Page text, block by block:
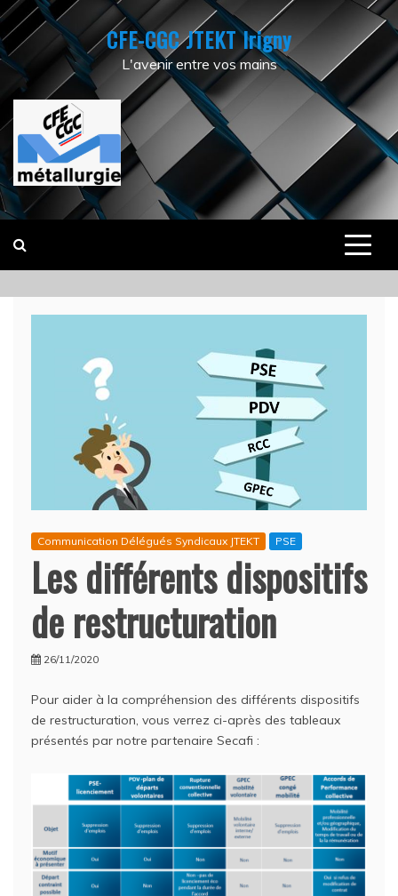
Skip
to
content
CFE-CGC JTEKT Irigny
L'avenir entre vos mains
Communication Délégués Syndicaux JTEKT PSE
Les différents dispositifs
de restructuration
26/11/2020
Pour aider à la compréhension des différents dispositifs
de restructuration, vous verrez ci-après des tableaux
présentés par notre partenaire Secafi :